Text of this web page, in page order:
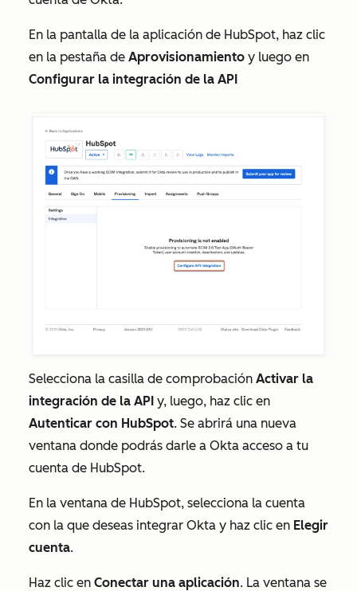
En la pantalla de la aplicación de HubSpot, haz clic
en la pestaña de Aprovisionamiento y luego en
Configurar la integración de la API
Selecciona la casilla de comprobación Activar la
integración de la API y, luego, haz clic en
Autenticar con HubSpot. Se abrirá una nueva
ventana donde podrás darle a Okta acceso a tu
cuenta de HubSpot.
En la ventana de HubSpot, selecciona la cuenta
con la que deseas integrar Okta y haz clic en Elegir
cuenta.
Haz clic en Conectar una aplicación. La ventana se